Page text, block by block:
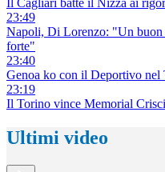
23:49
Napoli, Di Lorenzo: "Un buon
forte"
23:40
Genoa ko con il Deportivo nel
23:19
Il Torino vince Memorial
Ultimi video